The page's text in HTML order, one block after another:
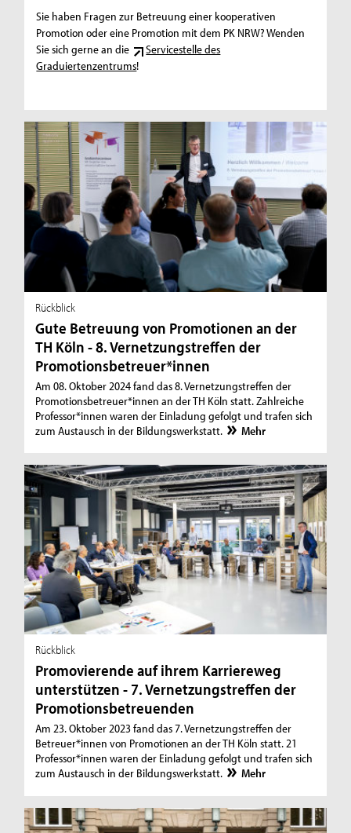
Sie haben Fragen zur Betreuung einer kooperativen
Promotion oder eine Promotion mit dem PK NRW? Wenden
Sie sich gerne an die
Servicestelle des
Graduiertenzentrums!
Rückblick
Gute Betreuung von Promotionen an der
TH Köln - 8. Vernetzungstreffen der
Promotionsbetreuer*innen
Am 08. Oktober 2024 fand das 8. Vernetzungstreffen der
Promotionsbetreuer*innen an der TH Köln statt. Zahlreiche
Professor*innen waren der Einladung gefolgt und trafen sich
zum Austausch in der Bildungswerkstatt.
Mehr
Rückblick
Promovierende auf ihrem Karriereweg
unterstützen - 7. Vernetzungstreffen der
Promotionsbetreuenden
Am 23. Oktober 2023 fand das 7. Vernetzungstreffen der
Betreuer*innen von Promotionen an der TH Köln statt. 21
Professor*innen waren der Einladung gefolgt und trafen sich
zum Austausch in der Bildungswerkstatt.
Mehr